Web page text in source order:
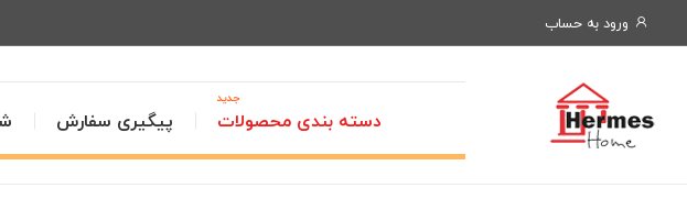
ورود به حساب
دسته بندی محصولات
جدید
پیگیری سفارش